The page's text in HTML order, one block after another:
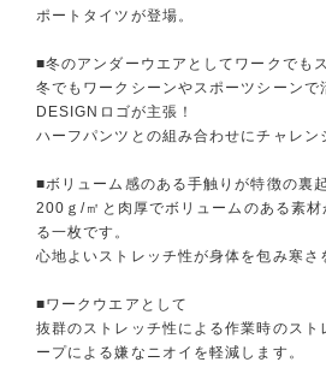
ポートタイツが登場。
■冬のアンダーウエアとしてワークでも
冬でもワークシーンやスポーツシーン
DESIGNロゴが主張！
ハーフパンツとの組み合わせにチャレン
■ボリューム感のある手触りが特徴の裏
200ｇ/㎡と肉厚でボリュームのある素材
る一枚です。
心地よいストレッチ性が身体を包み寒さ
■ワークウエアとして
抜群のストレッチ性による作業時のスト
ープによる嫌なニオイを軽減します。